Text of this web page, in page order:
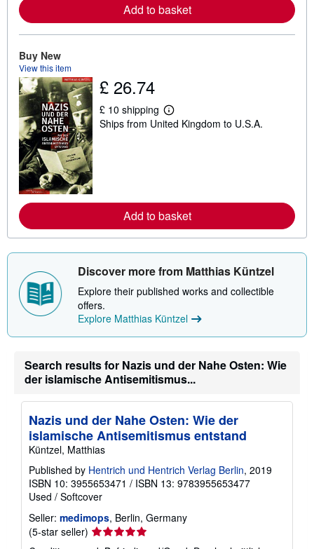
b
o
u
n
g
Add to basket
Buy New
View this item
£ 26.74
£ 10 shipping
L
e
b
o
u
t
h
p
n
g
t
e
Ships from United Kingdom to U.S.A.
Add to basket
Discover more from Matthias Küntzel
Explore their published works and collectible
offers.
Explore Matthias Küntzel
Search results for Nazis und der Nahe Osten: Wie
der islamische Antisemitismus...
Nazis und der Nahe Osten: Wie der
islamische Antisemitismus entstand
Küntzel, Matthias
Published by Hentrich und Hentrich Verlag Berlin, 2019
ISBN 10: 3955653471 / ISBN 13: 9783955653477
Used / Softcover
Seller: medimops, Berlin, Germany
(5-star seller) Seller
rating